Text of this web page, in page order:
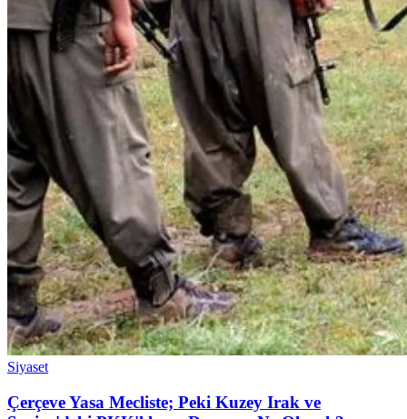
Siyaset
Çerçeve Yasa Mecliste; Peki Kuzey Irak ve